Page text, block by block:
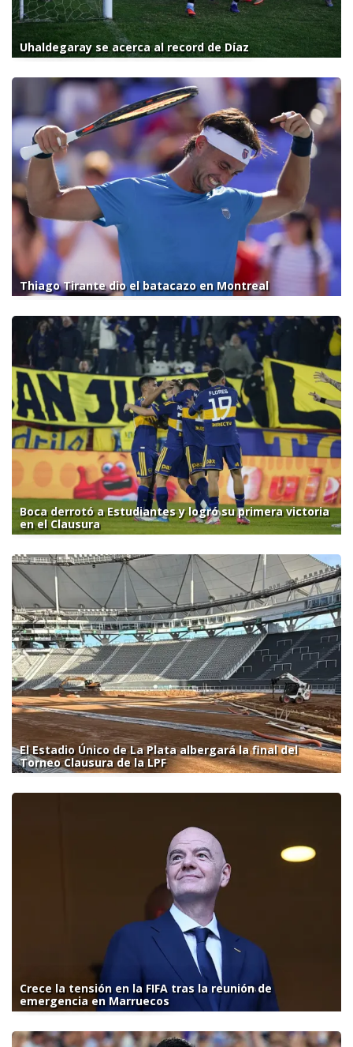
Uhaldegaray se acerca al record de Díaz
Thiago Tirante dio el batacazo en Montreal
Boca derrotó a Estudiantes y logró su primera victoria
en el Clausura
El Estadio Único de La Plata albergará la final del
Torneo Clausura de la LPF
Crece la tensión en la FIFA tras la reunión de
emergencia en Marruecos